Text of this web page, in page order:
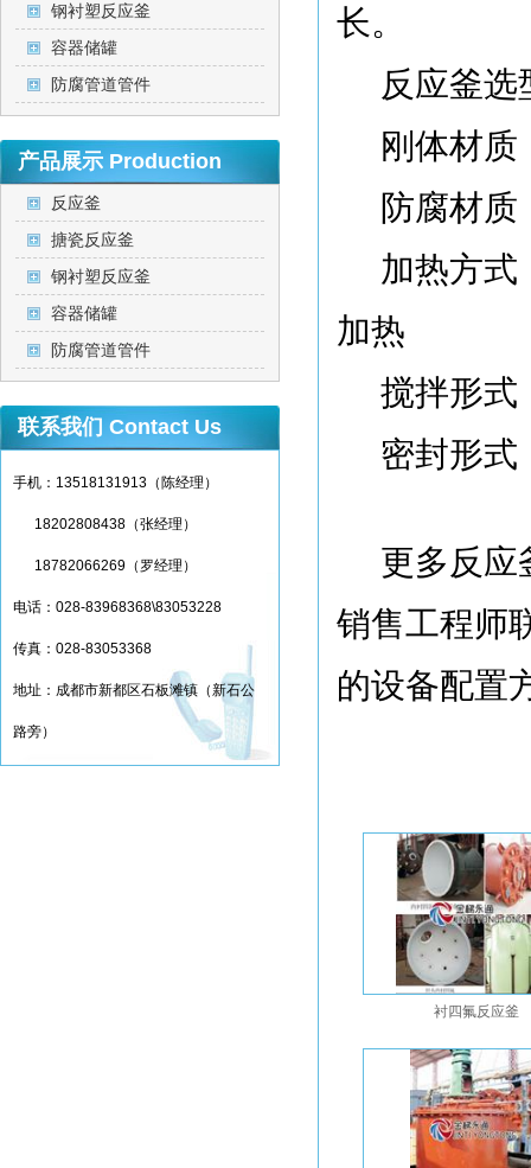
长。
反应釜选
刚体材质
防腐材质
加热方式
加热
搅拌形式
密封形式
更多反应
销售工程师
的设备配置
衬四氟反应釜
钢衬塑反应釜
容器储罐
防腐管道管件
产品展示 Production
反应釜
搪瓷反应釜
钢衬塑反应釜
容器储罐
防腐管道管件
联系我们 Contact Us
手机：13518131913（陈经理）
18202808438（张经理）
18782066269（罗经理）
电话：028-83968368\83053228
传真：028-83053368
地址：成都市新都区石板滩镇（新石公
路旁）